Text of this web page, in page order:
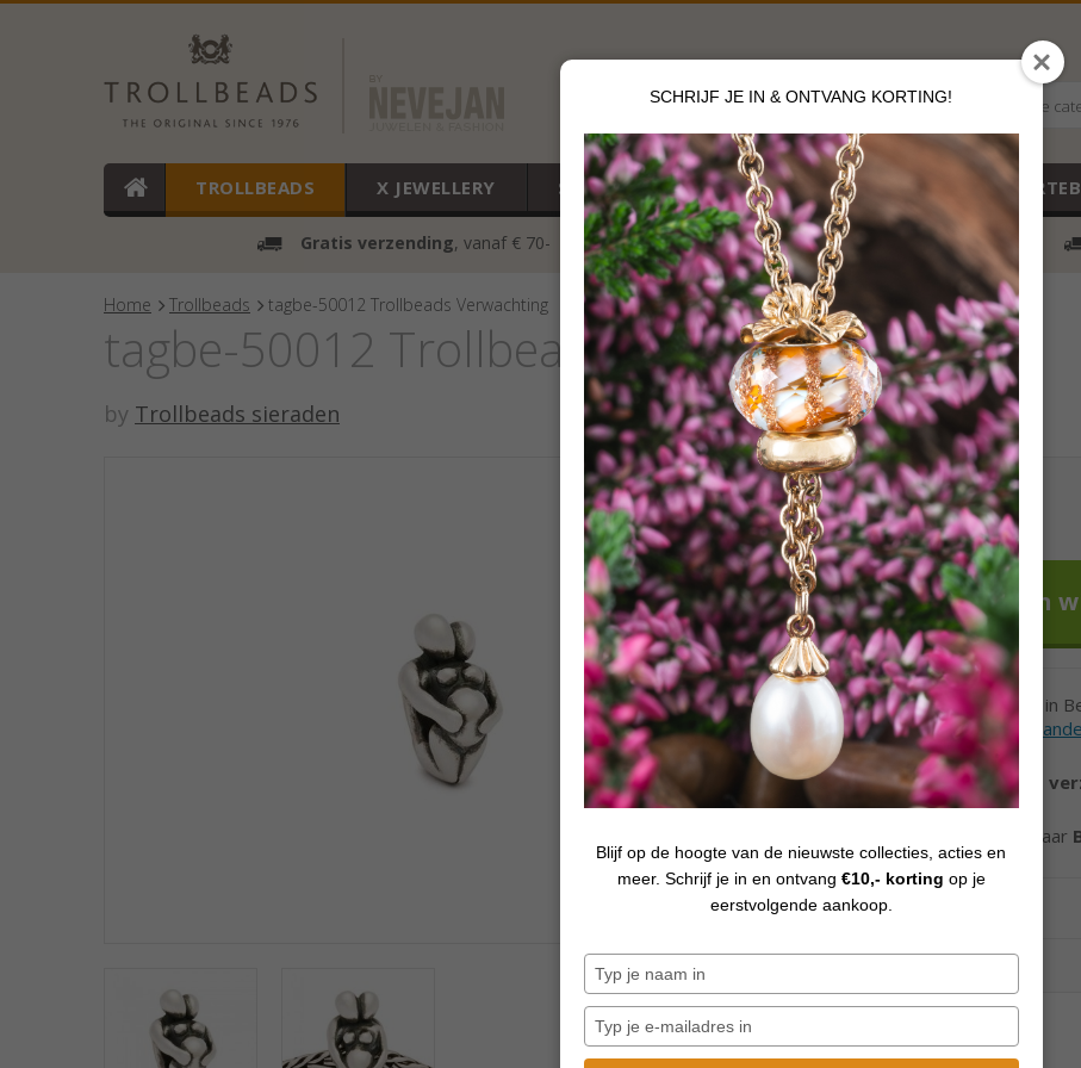
SCHRIJF JE IN & ONTVANG KORTING!
Blijf op de hoogte van de nieuwste collecties, acties en
meer. Schrijf je in en ontvang €10,- korting op je
eerstvolgende aankoop.
je
in
je
Alle
TROLLBEADS X JEWELLERY SALE NIEUW CADEAUBON
Gratis verzending, vanaf € 70- voor 12 u besteldklik hier*
Home Trollbeads tagbe-50012 Trollbeads Verwachting
tagbe-50012 Trollbeads Verwachting
by Trollbeads sieraden
€79,00
Voor 12h besteld in
Levertijd andere
Vanaf €70, gratis
Ook verzending naar